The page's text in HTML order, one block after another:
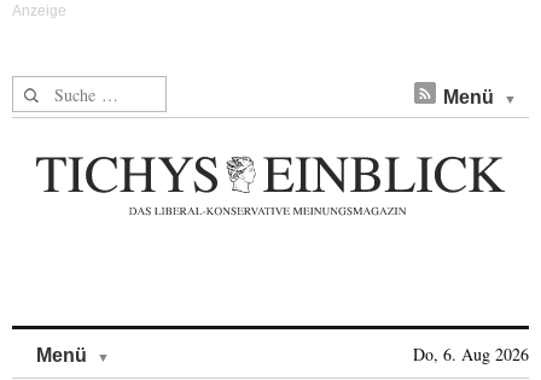
Suche nach: Menü
Menü Do, 6. Aug 2026